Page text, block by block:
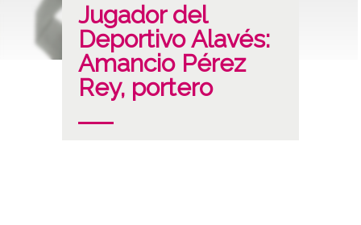
Jugador del
Deportivo Alavés:
Amancio Pérez
Rey, portero